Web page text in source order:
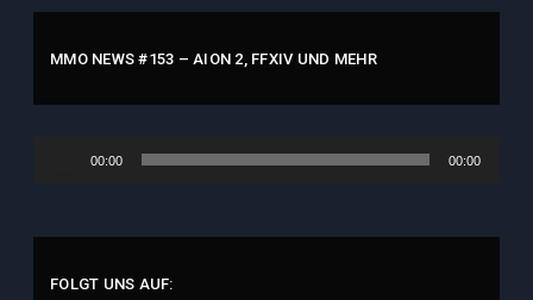
MMO NEWS #153 – AION 2, FFXIV UND MEHR
00:00 00:00
FOLGT UNS AUF: